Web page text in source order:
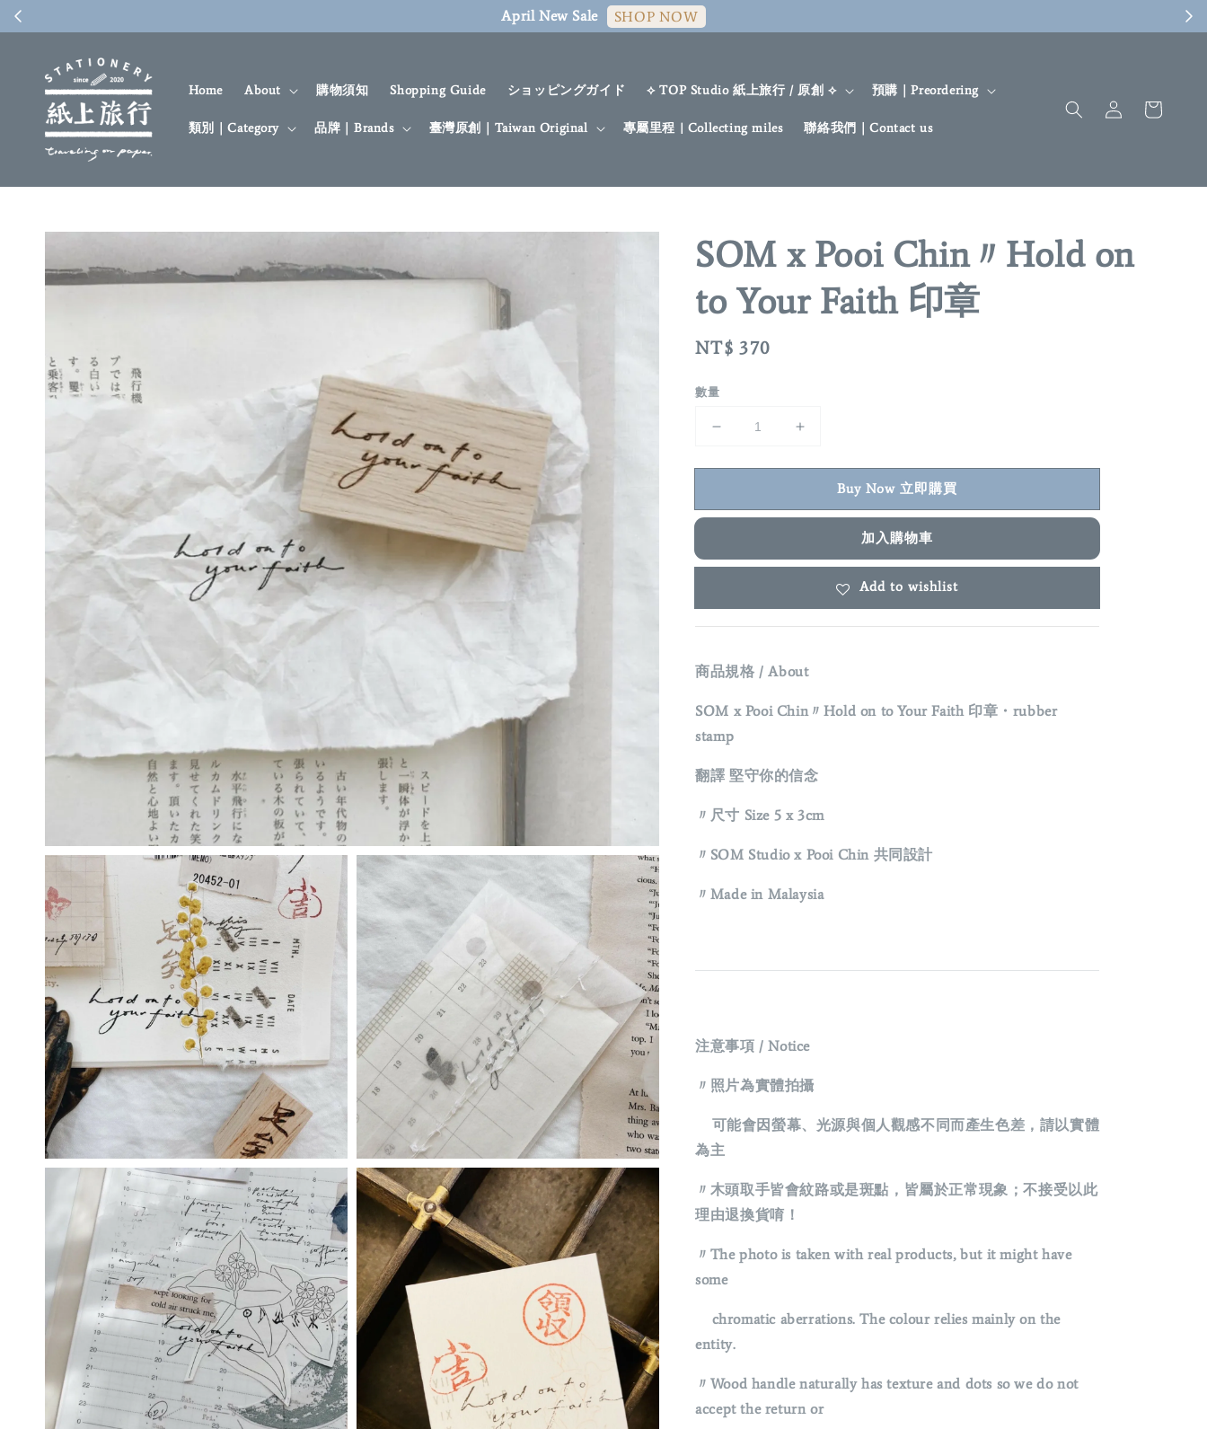
April New Sale SHOP NOW
Home About 購物須知 Shopping Guide ショッピングガイド ⟡ TOP Studio 紙上旅行 / 原創 ⟡ 預購｜Preordering
類別｜Category 品牌｜Brands 臺灣原創｜Taiwan Original 專屬里程 | Collecting miles 聯絡我們｜Contact us
SOM x Pooi Chin〃Hold on
to Your Faith 印章
Regular
NT$ 370
數量
Buy Now 立即購買
加入購物車
Add to wishlist
商品規格 / About
SOM x Pooi Chin〃Hold on to Your Faith 印章・rubber
stamp
翻譯 堅守你的信念
〃尺寸 Size 5 x 3cm
〃SOM Studio x Pooi Chin 共同設計
〃Made in Malaysia
注意事項 / Notice
〃照片為實體拍攝
可能會因螢幕、光源與個人觀感不同而產生色差，請以實體
為主
〃木頭取手皆會紋路或是斑點，皆屬於正常現象；不接受以此
理由退換貨唷！
〃The photo is taken with real products, but it might have
some
chromatic aberrations. The colour relies mainly on the
entity.
〃Wood handle naturally has texture and dots so we do not
accept the return or